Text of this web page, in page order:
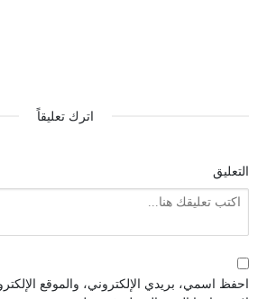
اترك تعليقاً
التعليق
احفظ اسمي، بريدي الإلكتروني، والموقع